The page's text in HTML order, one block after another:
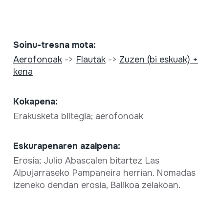
Soinu-tresna mota:
Aerofonoak-> Flautak-> Zuzen (bi eskuak) +
kena
Kokapena:
Erakusketa biltegia; aerofonoak
Eskurapenaren azalpena:
Erosia; Julio Abascalen bitartez Las
Alpujarraseko Pampaneira herrian. Nomadas
izeneko dendan erosia, Balikoa zelakoan.